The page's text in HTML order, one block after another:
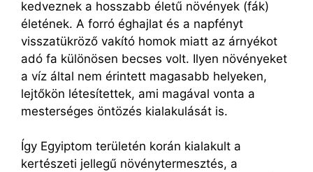
kedveznek a hosszabb életű növények (fák)
életének. A forró éghajlat és a napfényt
visszatükröző vakító homok miatt az árnyékot
adó fa különösen becses volt. Ilyen növényeket
a víz által nem érintett magasabb helyeken,
lejtőkön létesítettek, ami magával vonta a
mesterséges öntözés kialakulását is.
Így Egyiptom területén korán kialakult a
kertészeti jellegű növénytermesztés, a